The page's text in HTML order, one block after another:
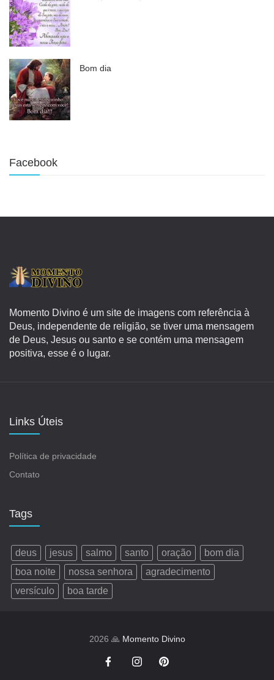
Bom dia
Facebook
Momento Divino é um site de imagens com referência à
Deus, independente de religião, se tiver uma mensagem
de Deus, Jesus ou santo e se contém uma mensagem
positiva, esse é o lugar.
Links Úteis
Política de privacidade
Contato
Tags
deus jesus salmo santo oração
bom dia
boa noite
nossa senhora
agradecimento
versículo
boa tarde
2026 🙏 Momento Divino